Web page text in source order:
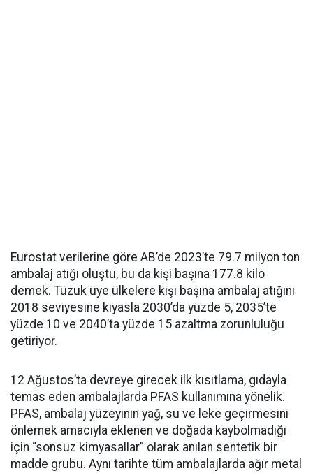
Eurostat verilerine göre AB’de 2023’te 79.7 milyon ton
ambalaj atığı oluştu, bu da kişi başına 177.8 kilo
demek. Tüzük üye ülkelere kişi başına ambalaj atığını
2018 seviyesine kıyasla 2030’da yüzde 5, 2035’te
yüzde 10 ve 2040’ta yüzde 15 azaltma zorunluluğu
getiriyor.
12 Ağustos’ta devreye girecek ilk kısıtlama, gıdayla
temas eden ambalajlarda PFAS kullanımına yönelik.
PFAS, ambalaj yüzeyinin yağ, su ve leke geçirmesini
önlemek amacıyla eklenen ve doğada kaybolmadığı
için “sonsuz kimyasallar” olarak anılan sentetik bir
madde grubu. Aynı tarihte tüm ambalajlarda ağır metal